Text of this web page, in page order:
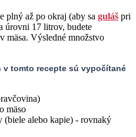
plný až po okraj (aby sa guláš pri
úrovni 17 litrov, budete
mäsa. Výsledné množstvo
tomto recepte sú vypočítané
mäso
(biele alebo kapie) - rovnaký